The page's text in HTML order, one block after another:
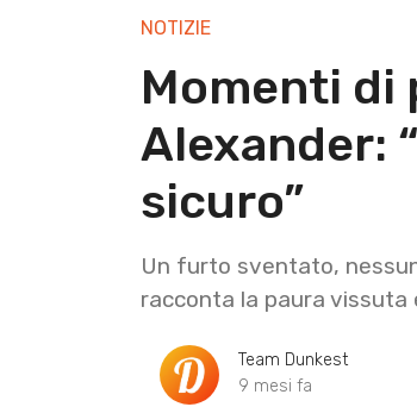
NOTIZIE
Momenti di
Alexander:
sicuro”
Un furto sventato,
racconta la paura
Team Dunkest
9 mesi fa